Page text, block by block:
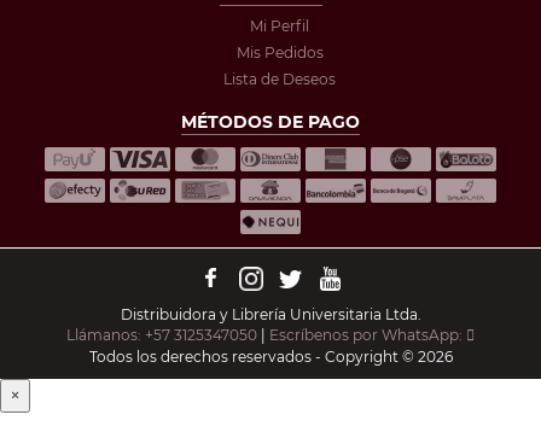
Mi Perfil
Mis Pedidos
Lista de Deseos
MÉTODOS DE PAGO
Distribuidora y Librería Universitaria Ltda.
Llámanos: +57 3125347050 | Escríbenos por WhatsApp:
Todos los derechos reservados - Copyright © 2026
×